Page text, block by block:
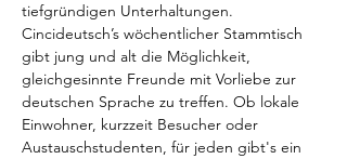
tiefgründigen Unterhaltungen.
Cincideutsch’s wöchentlicher Stammtisch
gibt jung und alt die Möglichkeit,
gleichgesinnte Freunde mit Vorliebe zur
deutschen Sprache zu treffen. Ob lokale
Einwohner, kurzzeit Besucher oder
Austauschstudenten, für jeden gibt's ein